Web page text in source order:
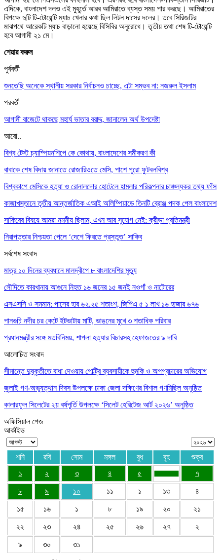
এদিকে, বাংলাদেশ দলও এই মুহূর্তে আরব আমিরাতে ব্যস্ত সময় পার করছে। আমিরাতের
বিপক্ষে দুটি টি-টোয়েন্টি ম্যাচ খেলার কথা ছিল লিটন দাসের দলের। তবে সিরিজটির
মাঝপথে আরেকটি ম্যাচ বাড়ানো হয়েছে বিসিবির অনুরোধে। তৃতীয় তথা শেষ টি-টোয়েন্টি
হবে আগামী ২১ মে।
শেয়ার করুন
পুর্ববর্তী
শুনতেছি অনেকে স্থানীয় সরকার নির্বাচনও চাচ্ছে, এটা সম্ভব না: নজরুল ইসলাম
পরবর্তী
আগামী বাজেটে থাকছে মহার্ঘ ভাতার বরাদ্দ, জানালেন অর্থ উপদেষ্টা
আরো..
বিশ্ব টেস্ট চ্যাম্পিয়নশিপে কে কোথায়, বাংলাদেশের সমীকরণ কী
বাবাকে শেষ বিদায় জানাতে রোজারিওতে মেসি, পাশে পুরো ফুটবলবিশ্ব
বিশ্বকাপে মেসিকে হত্যা ও রোনালদোর হোটেলে হামলার পরিকল্পনার চাঞ্চল্যকর তথ্য ফাঁস
কাজাখস্তানে তৃতীয় আন্তর্জাতিক এআই অলিম্পিয়াডে তিনটি ব্রোঞ্জ পদক পেল বাংলাদেশ
সাকিবের বিষয়ে আমরা নমনীয় ছিলাম, এখন আর সুযোগ নেই: ক্রীড়া প্রতিমন্ত্রী
নিরাপত্তার নিশ্চয়তা পেলে ‘দেশে ফিরতে প্রস্তুত’ সাকিব
সর্বশেষ সংবাদ
মাত্র ১০ দিনের ব্যবধানে মালদ্বীপে ৮ বাংলাদেশির মৃত্যু
সৌদিতে কারখানায় আগুনে নিহত ১৬ জনের ১৫ জনই নওগাঁ ও নাটোরের
এসএসসি ও সমমান: পাসের হার ৬২.২৫ শতাংশ, জিপিএ ৫ ১ লাখ ১৬ হাজার ৬৭৬
পানগুচি নদীর চর কেটে ইটভাটায় মাটি, ভাঙনের মুখে ৩ শতাধিক পরিবার
প্রধানমন্ত্রীর সঙ্গে মতবিনিময়, শাপলা হত্যার বিচারসহ হেফাজতের ৯ দাবি
আলোচিত সংবাদ
সীমান্তে দুষ্কৃতীতে বাধা দেওয়ায় পোল্ট্রি ব্যবসায়ীকে হুমকি ও অপপ্রচারের অভিযোগ
জুলাই গণ-অভ্যুত্থান দিবস উপলক্ষে ঢাকা জেলা দক্ষিণের বিশাল গণমিছিল অনুষ্ঠিত
কালারফুল সিলেটের ২য় বর্ষপূর্তি উপলক্ষে ‘সিলেট হেরিটেজ আর্ট ২০২৬’ অনুষ্ঠিত
অফিসিয়াল পেজ
আর্কাইভ
শনি রবি সোম মঙ্গল বুধ বৃহ
শুক্র
১
২ ৩ ৪ ৫ ৭
৮ ৯ ১০ ১১ ১ ১৩ ৪
১৫ ১৬ ১ ৮ ১৯ ২০ ২১
২২ ২৩ ২৪ ২৫ ২৬ ২৭ ২
৯ ৩০ ৩১